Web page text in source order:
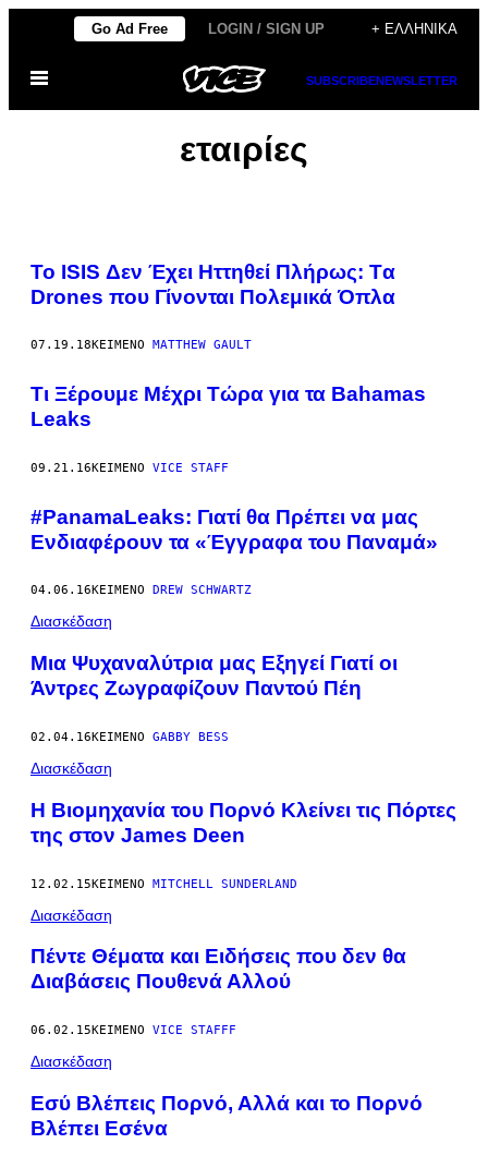
Μετάβαση
περιεχόμενο
Go Ad Free LOGIN / SIGN UP + ΕΛΛΗΝΙΚΆ
Ανοίξτε
μενού
SUBSCRIBENEWSLETTER
εταιρίες
Το ISIS Δεν Έχει Ηττηθεί Πλήρως: Tα
Drones που Γίνονται Πολεμικά Όπλα
07.19.18ΚΕΊΜΕΝΟ MATTHEW GAULT
Τι Ξέρουμε Μέχρι Τώρα για τα Bahamas
Leaks
09.21.16ΚΕΊΜΕΝΟ VICE STAFF
#PanamaLeaks: Γιατί θα Πρέπει να μας
Ενδιαφέρουν τα «Έγγραφα του Παναμά»
04.06.16ΚΕΊΜΕΝΟ DREW SCHWARTZ
Διασκέδαση
Μια Ψυχαναλύτρια μας Εξηγεί Γιατί οι
Άντρες Ζωγραφίζουν Παντού Πέη
02.04.16ΚΕΊΜΕΝΟ GABBY BESS
Διασκέδαση
Η Βιομηχανία του Πορνό Κλείνει τις Πόρτες
της στον James Deen
12.02.15ΚΕΊΜΕΝΟ MITCHELL SUNDERLAND
Διασκέδαση
Πέντε Θέματα και Ειδήσεις που δεν θα
Διαβάσεις Πουθενά Αλλού
06.02.15ΚΕΊΜΕΝΟ VICE STAFFF
Διασκέδαση
Εσύ Βλέπεις Πορνό, Αλλά και το Πορνό
Βλέπει Εσένα